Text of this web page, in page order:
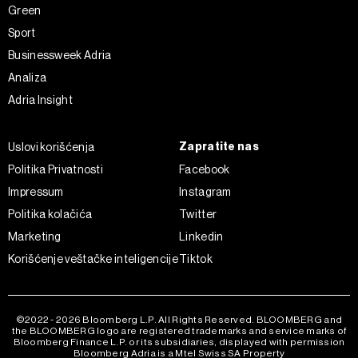
klikom na „Prikaži detalje“. Pristanak možete u bilo kojem
trenutku opozvati bez negativnih posledica.
Green
Sport
Businessweek Adria
Analiza
Adria Insight
Uslovi korišćenja
Politika Privatnosti
Impressum
Politika kolačića
Marketing
Korišćenje veštačke inteligencije
Zapratite nas
Facebook
Instagram
Twitter
Linkedin
Tiktok
©2022 - 2026 Bloomberg L.P. All Rights Reserved. BLOOMBERG and
the BLOOMBERG logo are registered trademarks and service marks of
Bloomberg Finance L.P. or its subsidiaries, displayed with permission
Bloomberg Adria is a Mtel Swiss SA Property